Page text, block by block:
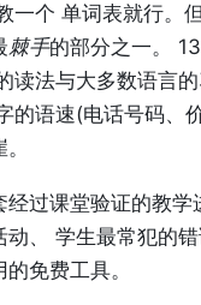
一个 单词表就行。
棘手的部分之一。
读法与大多数语言
的语速(电话号码、
经过课堂验证的教学
动、 学生最常犯的
免费工具。